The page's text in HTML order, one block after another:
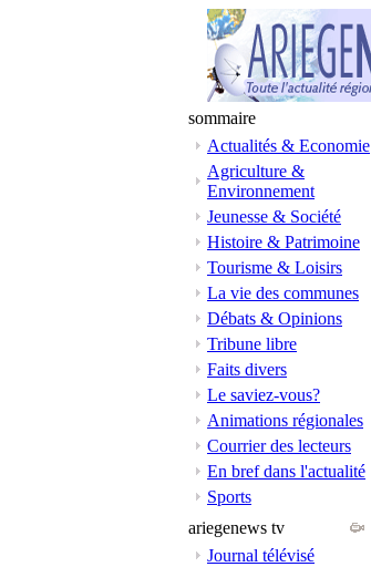
sommaire
Actualités & Economie
Agriculture &
Environnement
Jeunesse & Société
Histoire & Patrimoine
Tourisme & Loisirs
La vie des communes
Débats & Opinions
Tribune libre
Faits divers
Le saviez-vous?
Animations régionales
Courrier des lecteurs
En bref dans l'actualité
Sports
ariegenews tv
Journal télévisé